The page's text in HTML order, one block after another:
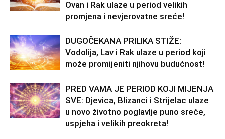
Ovan i Rak ulaze u period velikih
promjena i nevjerovatne sreće!
DUGOČEKANA PRILIKA STIŽE:
Vodolija, Lav i Rak ulaze u period koji
može promijeniti njihovu budućnost!
PRED VAMA JE PERIOD KOJI MIJENJA
SVE: Djevica, Blizanci i Strijelac ulaze
u novo životno poglavlje puno sreće,
uspjeha i velikih preokreta!